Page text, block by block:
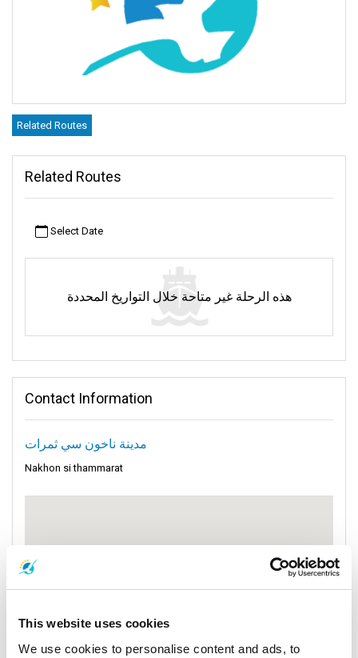
This website uses cookies
We use cookies to personalise content and ads, to
Related Routes
Related Routes
Select Date
هذه الرحلة غير متاحة خلال التواريخ المحددة
Contact Information
مدينة ناخون سي ثمرات
Nakhon si thammarat